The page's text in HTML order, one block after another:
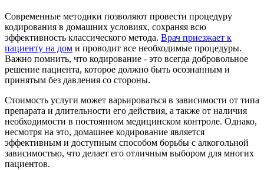
Современные методики позволяют провести процедуру
кодирования в домашних условиях, сохраняя всю
эффективность классического метода. Врач приезжает к
пациенту на дом и проводит все необходимые процедуры.
Важно помнить, что кодирование - это всегда добровольное
решение пациента, которое должно быть осознанным и
принятым без давления со стороны.
Стоимость услуги может варьироваться в зависимости от типа
препарата и длительности его действия, а также от наличия
необходимости в постоянном медицинском контроле. Однако,
несмотря на это, домашнее кодирование является
эффективным и доступным способом борьбы с алкогольной
зависимостью, что делает его отличным выбором для многих
пациентов.